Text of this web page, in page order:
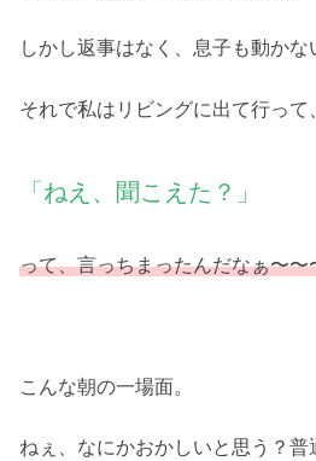
しかし返事はなく、息子も動かな
それで私はリビングに出て行って、
「ねえ、聞こえた？」
って、言っちまったんだなぁ〜〜
こんな朝の一場面。
ねぇ、なにかおかしいと思う？